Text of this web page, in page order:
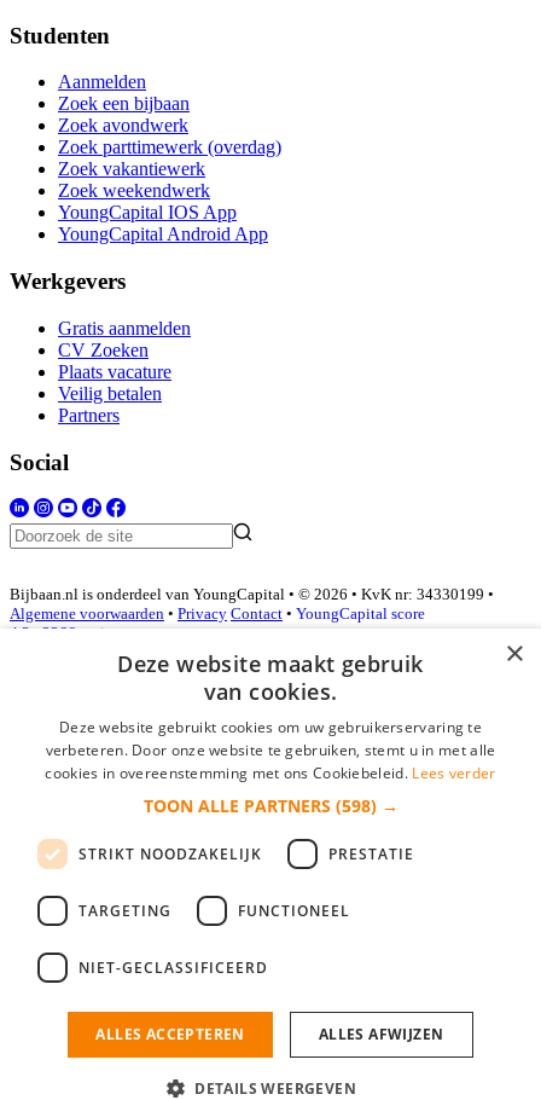
Studenten
Aanmelden
Zoek een bijbaan
Zoek avondwerk
Zoek parttimewerk (overdag)
Zoek vakantiewerk
Zoek weekendwerk
YoungCapital IOS App
YoungCapital Android App
Werkgevers
Gratis aanmelden
CV Zoeken
Plaats vacature
Veilig betalen
Partners
Social
Bijbaan.nl is onderdeel van YoungCapital • © 2026 • KvK nr: 34330199 •
Algemene voorwaarden • Privacy Contact • YoungCapital score
4.3 - 3366 reviews
Inloggen als bedrijf
*
login gegevens onthouden
login
Bedrijf aanmelden
nieuwe collega/werknemer zo gevonden!
×
Deze website maakt gebruik
van cookies.
Deze website gebruikt cookies om uw gebruikerservaring te
verbeteren. Door onze website te gebruiken, stemt u in met alle
cookies in overeenstemming met ons Cookiebeleid. Lees verder
TOON ALLE PARTNERS (598) →
STRIKT NOODZAKELIJK PRESTATIE
TARGETING FUNCTIONEEL
NIET-GECLASSIFICEERD
ALLES ACCEPTEREN ALLES AFWIJZEN
DETAILS WEERGEVEN